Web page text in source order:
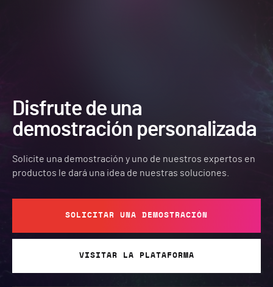
Disfrute de una
demostración personalizada
Solicite una demostración y uno de nuestros expertos en
productos le dará una idea de nuestras soluciones.
SOLICITAR UNA DEMOSTRACIÓN
VISITAR LA PLATAFORMA